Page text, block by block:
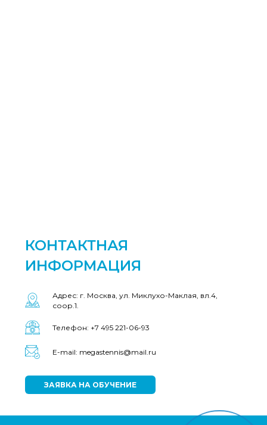
КОНТАКТНАЯ
ИНФОРМАЦИЯ
Адрес: г. Москва, ул. Миклухо-Маклая, вл.4,
соор.1.
Телефон: +7 495 221-06-93
E-mail: megastennis@mail.ru
ЗАЯВКА НА ОБУЧЕНИЕ